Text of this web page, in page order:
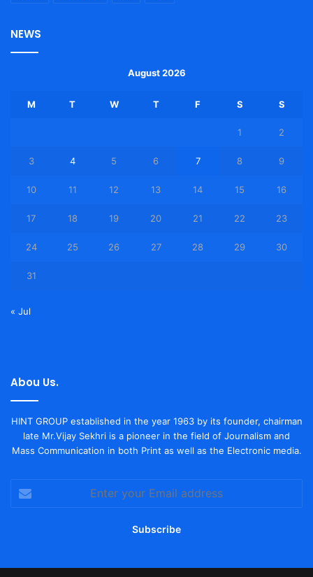
NEWS
August 2026
M T W T F S S
1 2
3 4 5 6 7 8 9
10 11 12 13 14 15 16
17 18 19 20 21 22 23
24 25 26 27 28 29 30
31
« Jul
Abou Us.
HINT GROUP established in the year 1963 by its founder, chairman
late Mr.Vijay Sekhri is a pioneer in the field of Journalism and
Mass Communication in both Print as well as the Electronic media.
your